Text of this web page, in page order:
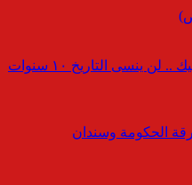
كلمة حق : د.شاكر أديت ماعليك .. لن ينسى التاريخ ١٠ سنوات
الحكومة وسندان